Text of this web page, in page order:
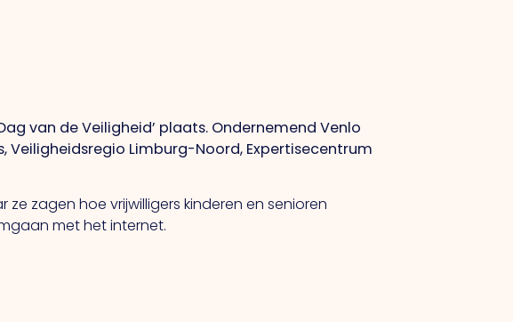
van de Veiligheid’ plaats. Ondernemend Venlo
Limburg-Noord, Expertisecentrum
zagen hoe vrijwilligers kinderen en senioren
met het internet.